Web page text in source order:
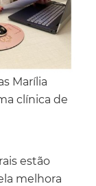
clínica de
estão
melhora